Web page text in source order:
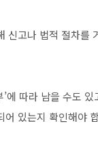
신고나 법적 절차를
에 따라 남을 수도
어 있는지 확인해야